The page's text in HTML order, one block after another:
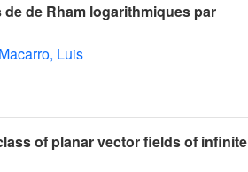
de Rham logarithmiques par
Luis
of planar vector fields of infinite